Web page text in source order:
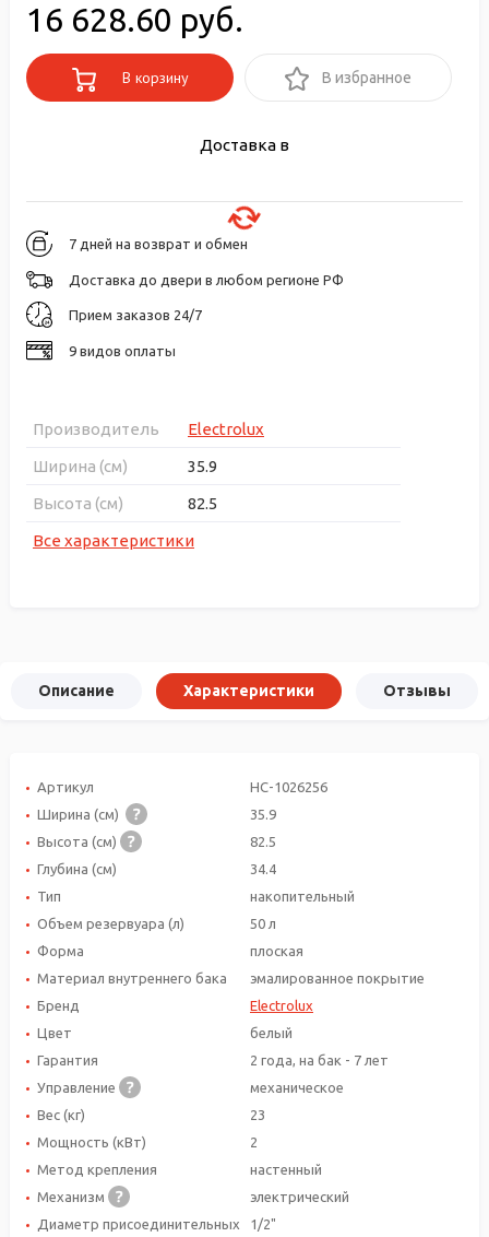
16 628.60 руб.
В корзину В избранное
Доставка в
7 дней на возврат и обмен
Доставка до двери в любом регионе РФ
Прием заказов 24/7
9 видов оплаты
Производитель
Electrolux
Ширина (см)
35.9
Высота (см)
82.5
Все характеристики
Описание Характеристики Отзывы
Артикул
НС-1026256
Ширина (см)
35.9
Высота (см)
82.5
Глубина (см)
34.4
Тип
накопительный
Объем резервуара (л)
50 л
Форма
плоская
Материал внутреннего бака
эмалированное покрытие
Бренд
Electrolux
Цвет
белый
Гарантия
2 года, на бак - 7 лет
Управление
механическое
Вес (кг)
23
Мощность (кВт)
2
Метод крепления
настенный
Механизм
электрический
Диаметр присоединительных
1/2"